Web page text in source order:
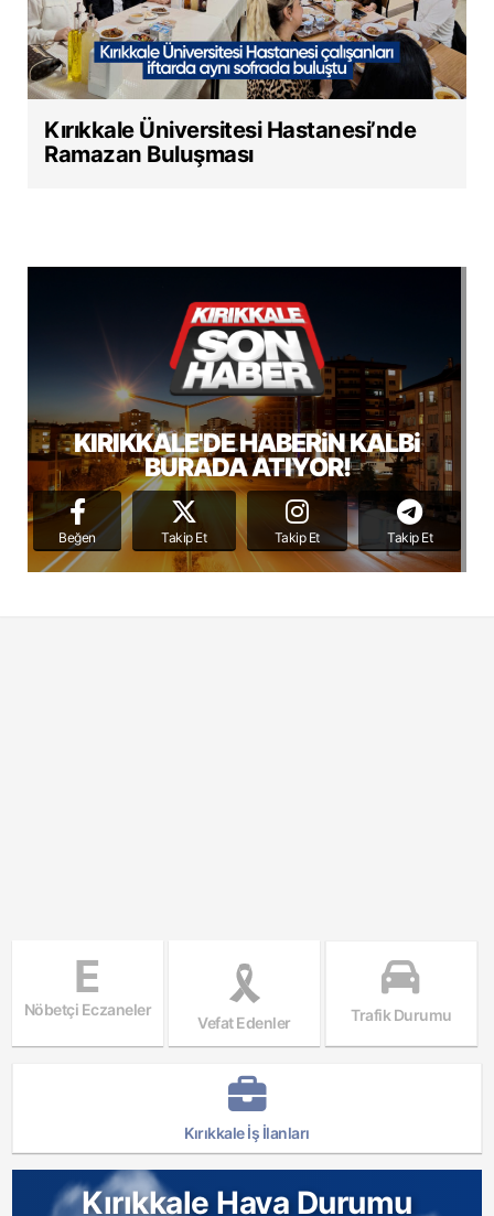
Kırıkkale Üniversitesi Hastanesi’nde
Ramazan Buluşması
KIRIKKALE'DE HABERiN KALBi
BURADA ATIYOR!
Beğen Takip Et Takip Et Takip Et
E
Nöbetçi Eczaneler
Vefat Edenler Trafik Durumu
Kırıkkale İş İlanları
Kırıkkale Hava Durumu